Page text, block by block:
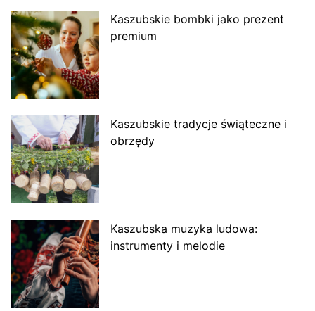
Kaszubskie bombki jako prezent
premium
Kaszubskie tradycje świąteczne i
obrzędy
Kaszubska muzyka ludowa:
instrumenty i melodie